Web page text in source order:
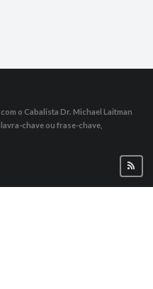
o Cabalista Dr. Michael Laitman
chave ou frase-chave,